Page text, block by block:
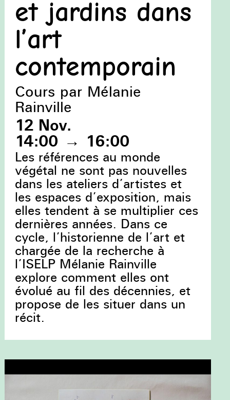
et jardins dans
l’art
contemporain
Cours par Mélanie
Rainville
12 Nov.
14:00 → 16:00
Les références au monde
végétal ne sont pas nouvelles
dans les ateliers d’artistes et
les espaces d’exposition, mais
elles tendent à se multiplier ces
dernières années. Dans ce
cycle, l’historienne de l’art et
chargée de la recherche à
l’ISELP Mélanie Rainville
explore comment elles ont
évolué au fil des décennies, et
propose de les situer dans un
récit.